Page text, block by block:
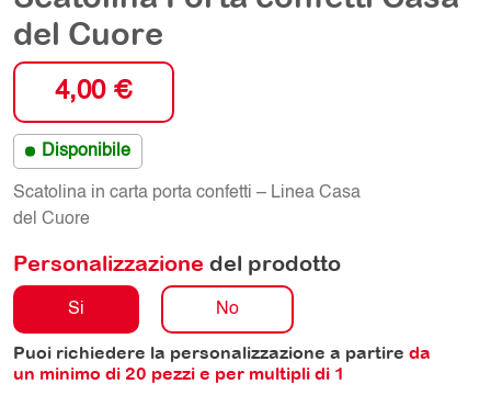
del Cuore
4,00 €
Disponibile
Scatolina in carta porta confetti – Linea Casa
del Cuore
Personalizzazione del prodotto
Si No
Puoi richiedere la personalizzazione a partire da
un minimo di 20 pezzi e per multipli di 1